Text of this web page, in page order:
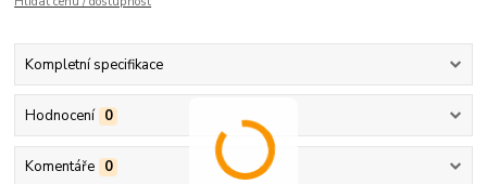
Kompletní specifikace
Hodnocení 0
Komentáře 0